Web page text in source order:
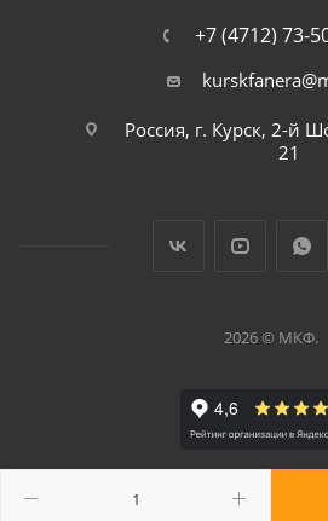
+7 (4712) 73-
Россия, г. Курск, 2-й
21
2026 © МКФ.